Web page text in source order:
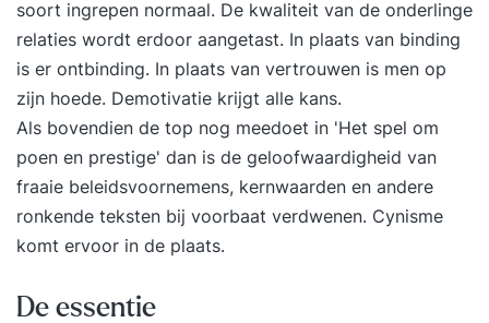
soort ingrepen normaal. De kwaliteit van de onderlinge
relaties wordt erdoor aangetast. In plaats van binding
is er ontbinding. In plaats van vertrouwen is men op
zijn hoede. Demotivatie krijgt alle kans.
Als bovendien de top nog meedoet in 'Het spel om
poen en prestige' dan is de geloofwaardigheid van
fraaie beleidsvoornemens, kernwaarden en andere
ronkende teksten bij voorbaat verdwenen. Cynisme
komt ervoor in de plaats.
De essentie